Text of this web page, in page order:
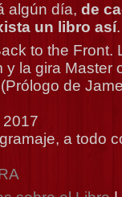
algún día, de
un libro así.
to the Front.
y la gira Master
de
2017
a todo